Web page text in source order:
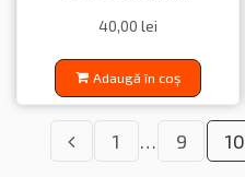
40,00 lei
Adaugă în coș
1 … 9 10